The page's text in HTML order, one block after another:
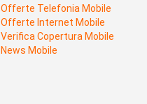
Offerte Telefonia Mobile
Offerte Internet Mobile
Verifica Copertura Mobile
News Mobile